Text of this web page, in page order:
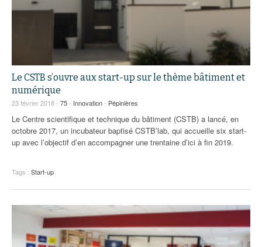
Le CSTB s’ouvre aux start-up sur le thème bâtiment et
numérique
23 février 2018 - 75- Innovation- Pépinières
Le Centre scientifique et technique du bâtiment (CSTB) a lancé, en
octobre 2017, un incubateur baptisé CSTB’lab, qui accueille six start-
up avec l’objectif d’en accompagner une trentaine d’ici à fin 2019.
Tags : Start-up